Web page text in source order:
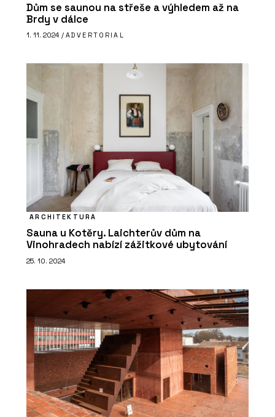
PRODUKTY
Vypínače a zásuvky NEXA RONDO -
OBZOR
PRODUKTY
Vypínače a zásuvky DECENTE - OBZOR
Dům se saunou na střeše a výhledem až na
Brdy v dálce
1. 11. 2024 / ADVERTORIAL
ARCHITEKTURA
Sauna u Kotěry. Laichterův dům na
Vinohradech nabízí zážitkové ubytování
25. 10. 2024